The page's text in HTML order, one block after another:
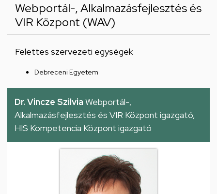
Webportál-, Alkalmazásfejlesztés és
VIR Központ (WAV)
Felettes szervezeti egységek
Debreceni Egyetem
Dr. Vincze Szilvia Webportál-,
Alkalmazásfejlesztés és VIR Központ igazgató,
HIS Kompetencia Központ igazgató